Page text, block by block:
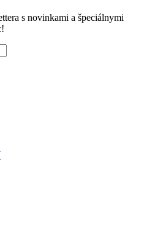
s novinkami a špeciálnymi